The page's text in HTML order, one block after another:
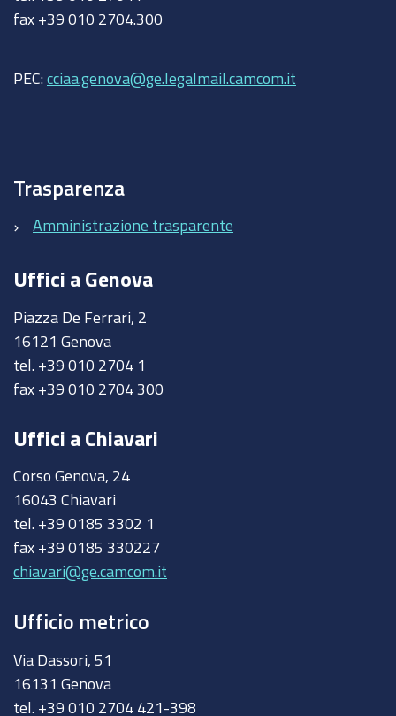
fax +39 010 2704.300
PEC: cciaa.genova@ge.legalmail.camcom.it
Trasparenza
Amministrazione trasparente
Uffici a Genova
Piazza De Ferrari, 2
16121 Genova
tel. +39 010 2704 1
fax +39 010 2704 300
Uffici a Chiavari
Corso Genova, 24
16043 Chiavari
tel. +39 0185 3302 1
fax +39 0185 330227
chiavari@ge.camcom.it
Ufficio metrico
Via Dassori, 51
16131 Genova
tel. +39 010 2704 421-398